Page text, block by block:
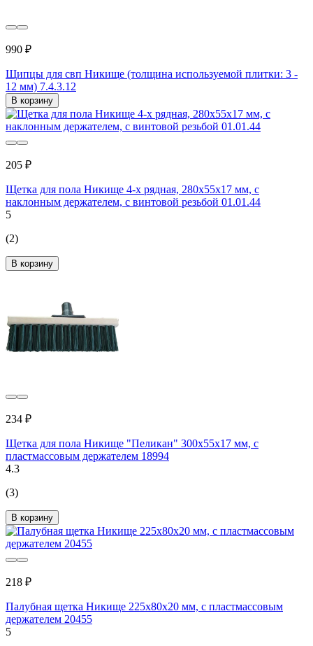
990 ₽
Щипцы для свп Никище (толщина используемой плитки: 3 -
12 мм) 7.4.3.12
В корзину
205 ₽
Щетка для пола Никище 4-х рядная, 280x55x17 мм, с
наклонным держателем, с винтовой резьбой 01.01.44
5
(2)
В корзину
234 ₽
Щетка для пола Никище "Пеликан" 300x55x17 мм, с
пластмассовым держателем 18994
4.3
(3)
В корзину
218 ₽
Палубная щетка Никище 225x80x20 мм, с пластмассовым
держателем 20455
5